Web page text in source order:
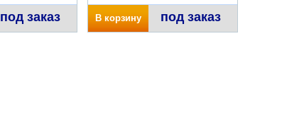
под заказ В корзину под заказ